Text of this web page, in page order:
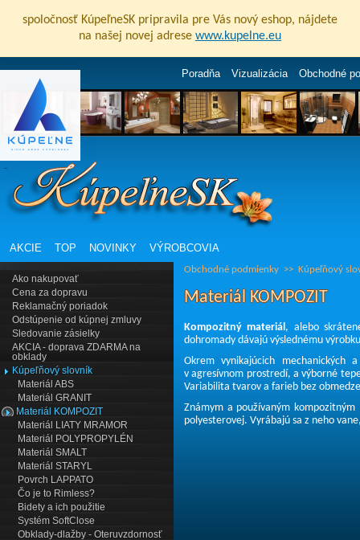
spoločnosť KúpeľneSK pripravila pre Vás nový eshop, nájdete
na našej novej adrese www.kupelne.eu
Poradňa Vizualizácia Obchodné
AKCIE TOP NOVINKY VÝROBCOVIA
Ako nakupovať
Cena za dopravu
Reklamačný poriadok
Odstúpenie od kúpnej zmluvy
Sledovanie zásielky
AKCIA - doprava ZDARMA na
obklady
Kúpeľňový slovník
Materiál ABS
Materiál GRANIT
Materiál KOMPOZIT
Materiál LIATY MRAMOR
Materiál POLYPROPYLÉN
Materiál SMALT
Materiál STARYL
Povrch LAPPATO
Čo je to Rimless?
Bidety a ich použitie
Systém SoftClose
Obklady-dlažby - Oteruvzdornosť
Obchodné podmienky >> Kúpeľňový
Materiál KOMPOZIT
Kompozitný materiál , alebo
dohromady dávajú výslednému
Okrem vynikajúcich
v agresívnom prostredí, a výborné
Variabilita tvarov a farieb bez
Známym a používaným
polyesterovej. Vyrábajú sa z neho